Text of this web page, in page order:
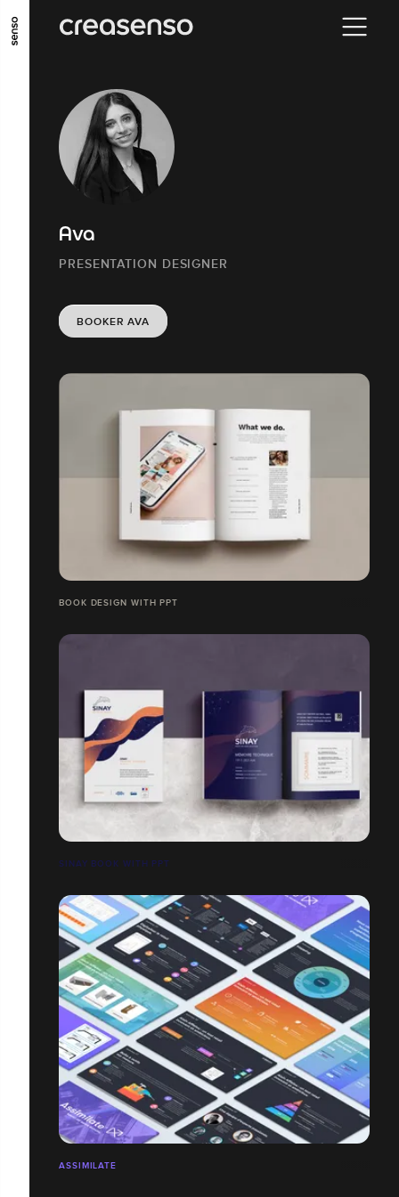
ALLER AU CONTENU PRINCIPAL
ALLER EN BAS DE PAGE
Ava
PRESENTATION DESIGNER
BOOKER AVA
BOOK DESIGN WITH PPT
SINAY BOOK WITH PPT
ASSIMILATE